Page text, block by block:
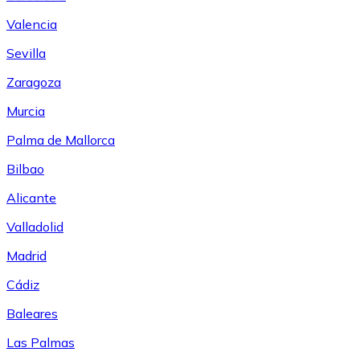
Valencia
Sevilla
Zaragoza
Murcia
Palma de Mallorca
Bilbao
Alicante
Valladolid
Madrid
Cádiz
Baleares
Las Palmas